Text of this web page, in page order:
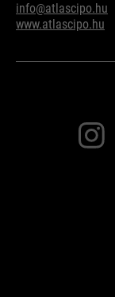
info@atlascipo.hu
www.atlascipo.hu